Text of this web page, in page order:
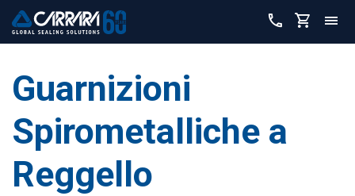
Guarnizioni
Spirometalliche a
Reggello